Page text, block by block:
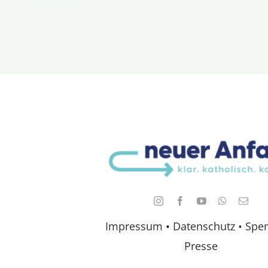
Impressum • Datenschutz •
Presse